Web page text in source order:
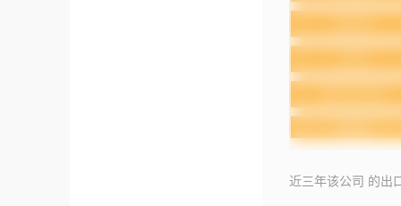
近三年该公司 的出